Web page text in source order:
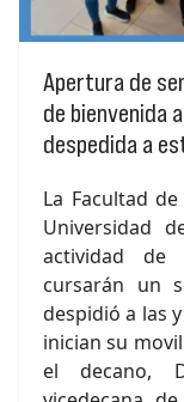
Apertura de
de bienvenida
despedida a
La Facultad
Universidad
actividad de
cursarán un
despidió a las
inician su
el decano,